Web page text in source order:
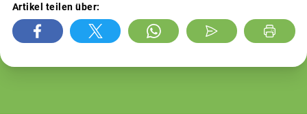
Artikel teilen über: